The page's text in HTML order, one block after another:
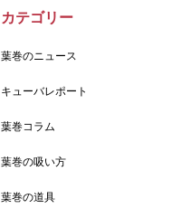
カテゴリー
葉巻のニュース
キューバレポート
葉巻コラム
葉巻の吸い方
葉巻の道具